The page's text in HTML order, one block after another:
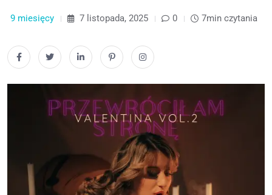
9 miesięcy 7 listopada, 2025 0 7min czytania